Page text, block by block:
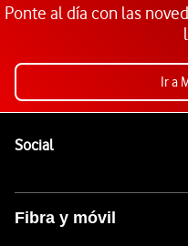
Ponte al día con las
Ir a
SocialEnlaces a las redes
Fibra y móvil